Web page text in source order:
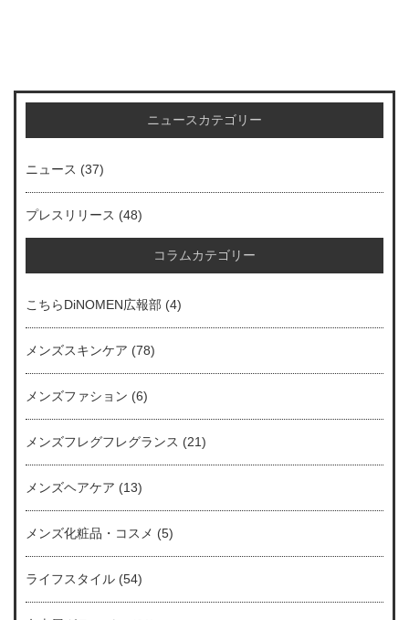
ニュースカテゴリー
ニュース (37)
プレスリリース (48)
コラムカテゴリー
こちらDiNOMEN広報部 (4)
メンズスキンケア (78)
メンズファション (6)
メンズフレグフレグランス (21)
メンズヘアケア (13)
メンズ化粧品・コスメ (5)
ライフスタイル (54)